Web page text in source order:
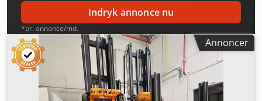
Indryk annonce nu
*pr. annonce/md.
Annoncer